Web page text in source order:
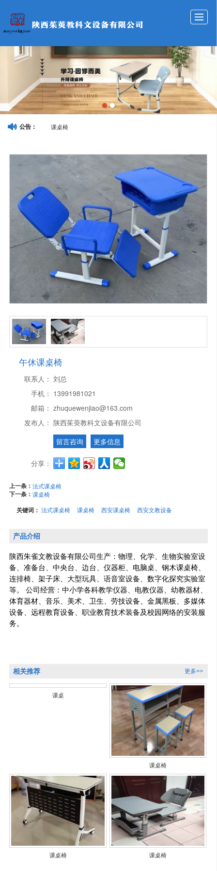
网站首页 公司介绍 产品展示 新闻资讯 成功案例
招贤纳士 联系我们
公告： 课桌椅
午休课桌椅
联系人： 刘总
手机： 13991981021
邮箱： zhuquewenjiao@163.com
发布人： 陕西茱萸教科文设备有限公司
留言咨询
更多信息
分享：
上一条：法式课桌椅
下一条：课桌椅
关键词：法式课桌椅 课桌椅 西安课桌椅 西安文教设备
产品介绍
陕西朱雀文教设备有限公司生产：物理、化学、生物实验室设
备、准备台、中央台、边台、仪器柜、电脑桌、钢木课桌椅、
连排椅、架子床、大型玩具、语音室设备、数字化探究实验室
等。 公司经营：中小学各科教学仪器、电教仪器、幼教器材、
体育器材、音乐、美术、卫生、劳技设备、金属黑板、多媒体
设备、远程教育设备、职业教育技术装备及校园网络的安装服
务。
更多>>
相关推荐
课桌
课桌椅
课桌椅 课桌椅